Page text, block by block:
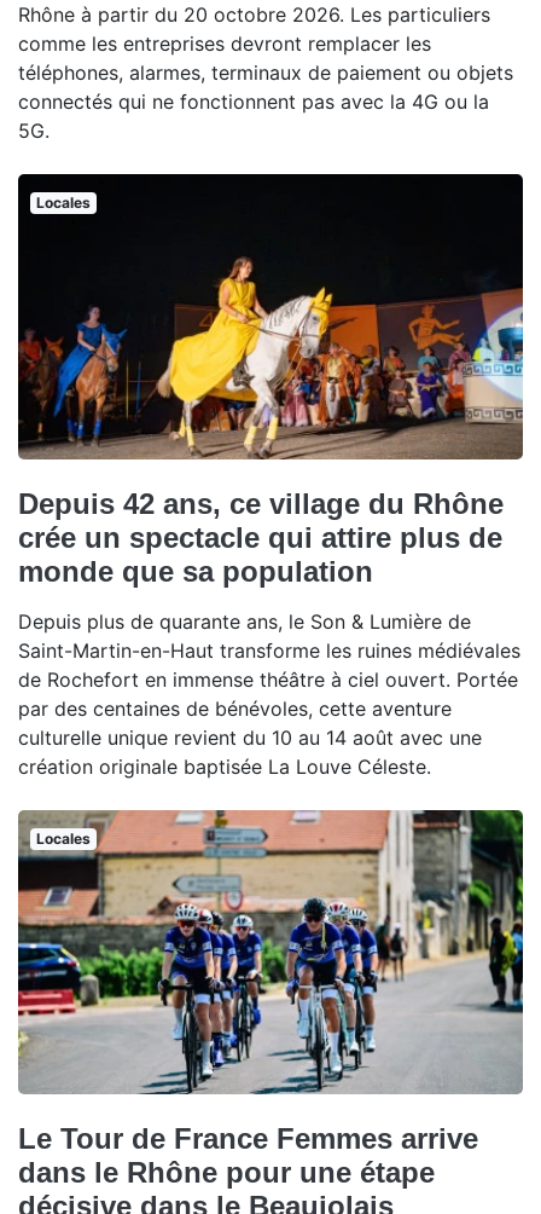
Rhône à partir du 20 octobre 2026. Les particuliers
comme les entreprises devront remplacer les
téléphones, alarmes, terminaux de paiement ou objets
connectés qui ne fonctionnent pas avec la 4G ou la
5G.
Locales
Depuis 42 ans, ce village du Rhône
crée un spectacle qui attire plus de
monde que sa population
Depuis plus de quarante ans, le Son & Lumière de
Saint-Martin-en-Haut transforme les ruines médiévales
de Rochefort en immense théâtre à ciel ouvert. Portée
par des centaines de bénévoles, cette aventure
culturelle unique revient du 10 au 14 août avec une
création originale baptisée La Louve Céleste.
Locales
Le Tour de France Femmes arrive
dans le Rhône pour une étape
décisive dans le Beaujolais